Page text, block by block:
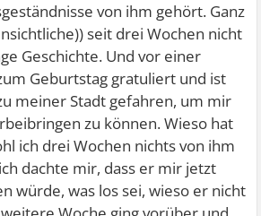
von ihm gehört. Ganz
seit drei Wochen nicht
Geschichte. Und vor einer
Geburtstag gratuliert und ist
meiner Stadt gefahren, um mir
zu können. Wieso hat
ich drei Wochen nichts von ihm
dachte mir, dass er mir jetzt
würde, was los sei, wieso er nicht